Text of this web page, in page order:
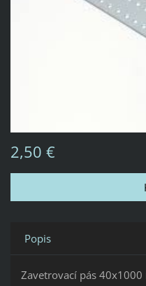
2,50 €
Popis
Zavetrovací pás 40x1000